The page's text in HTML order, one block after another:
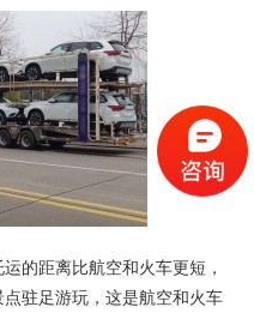
的距离比航空和火车更短，
驻足游玩，这是航空和火车